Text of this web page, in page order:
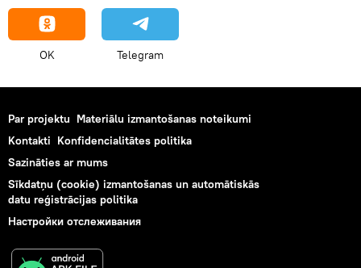
OK Telegram
Par projektu Materiālu izmantošanas noteikumi
Kontakti Konfidencialitātes politika
Sazināties ar mums
Sīkdatņu (cookie) izmantošanas un automātiskās
datu reģistrācijas politika
Настройки отслеживания